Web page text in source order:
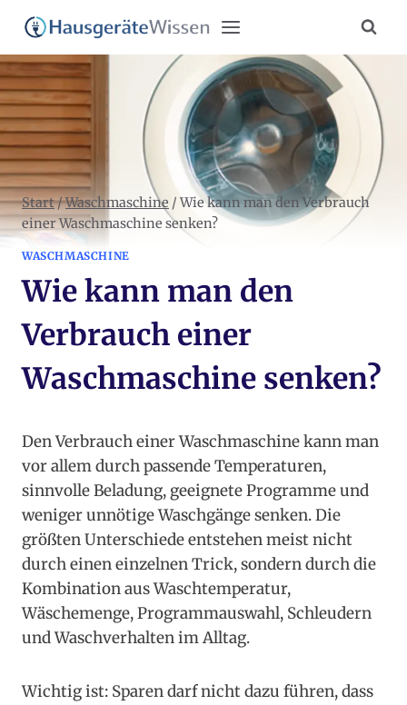
Zum
Inhalt
springen
Start/Waschmaschine / Wie kann man den Verbrauch
einer Waschmaschine senken?
WASCHMASCHINE
Wie kann man den
Verbrauch einer
Waschmaschine senken?
Den Verbrauch einer Waschmaschine kann man
vor allem durch passende Temperaturen,
sinnvolle Beladung, geeignete Programme und
weniger unnötige Waschgänge senken. Die
größten Unterschiede entstehen meist nicht
durch einen einzelnen Trick, sondern durch die
Kombination aus Waschtemperatur,
Wäschemenge, Programmauswahl, Schleudern
und Waschverhalten im Alltag.
Wichtig ist: Sparen darf nicht dazu führen, dass